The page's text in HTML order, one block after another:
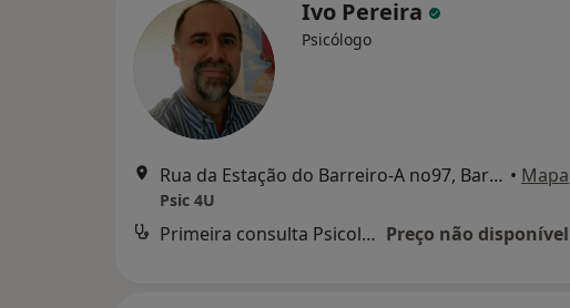
Ivo Pereira
Psicólogo
Rua da Estação do Barreiro-A no97, Barreiro • Mapa
Psic 4U
Primeira consulta Psicologia Preço não disponível